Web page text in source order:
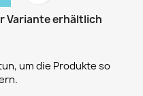
Variante erhältlich
um die Produkte so